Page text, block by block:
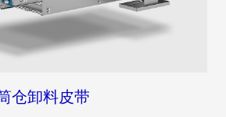
仓卸料皮带